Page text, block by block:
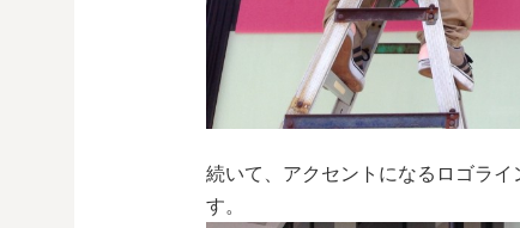
続いて、アクセントになるロゴラ
す。